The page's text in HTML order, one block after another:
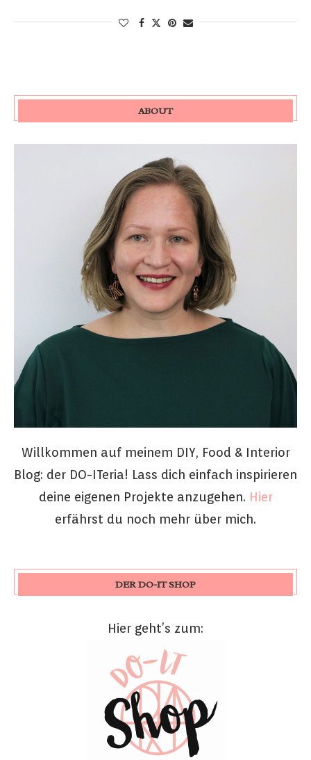
ABOUT
Willkommen auf meinem DIY, Food & Interior
Blog: der DO-ITeria! Lass dich einfach inspirieren
deine eigenen Projekte anzugehen. Hier
erfährst du noch mehr über mich.
DER DO-IT SHOP
Hier geht’s zum: